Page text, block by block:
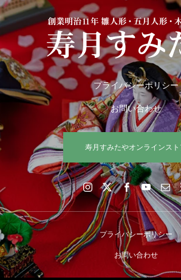
プライバシーポリシー
お問い合わせ
寿月すみたやオンラインスト
プライバシーポリシー
お問い合わせ